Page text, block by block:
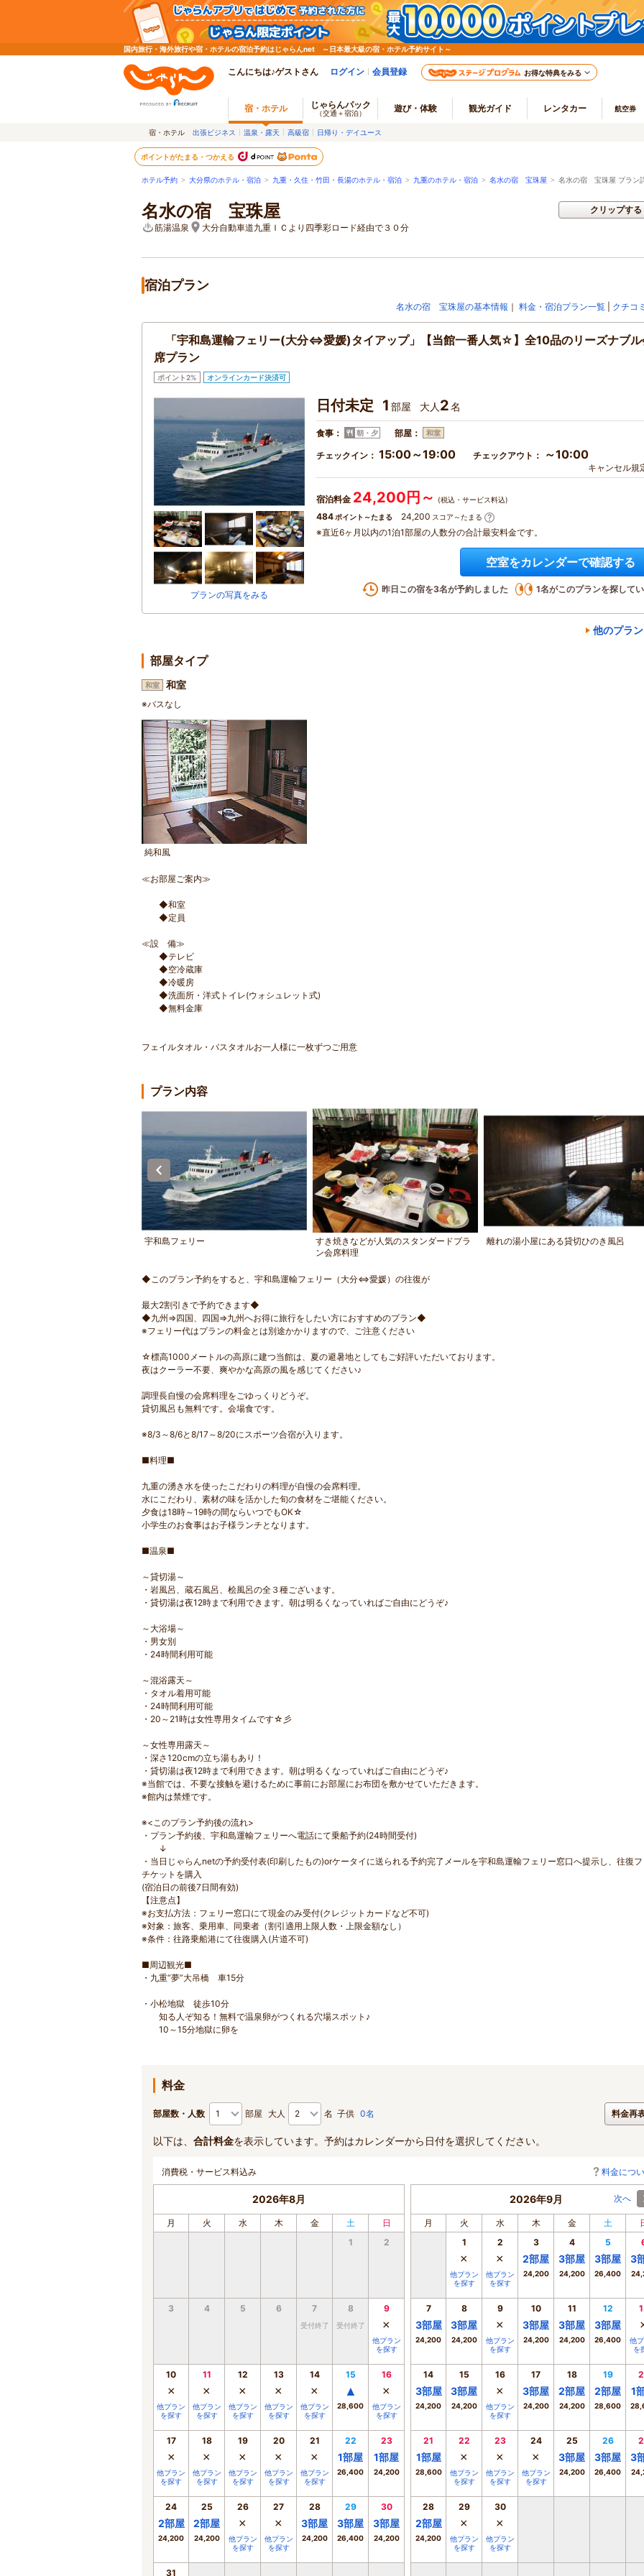
国内旅行・海外旅行や宿・ホテルの宿泊予約はじゃらんnet ～日本最大級の宿・ホテル予約サイト～
こんにちは♪ゲストさん ログイン 会員登録 お得な特典をみる
宿・ホテル じゃらんパック
（交通＋宿泊） 遊び・体験 観光ガイド レンタカー 航空券
宿・ホテル 出張ビジネス 温泉・露天 高級宿 日帰り・デイユース
ポイントがたまる・つかえる
ホテル予約 > 大分県のホテル・宿泊 > 九重・久住・竹田・長湯のホテル・宿泊 > 九重のホテル・宿泊 > 名水の宿 宝珠屋 > 名水の宿 宝珠屋 プラン
名水の宿 宝珠屋
筋湯温泉 大分自動車道九重ＩＣより四季彩ロード経由で３０分
クリップする
宿泊プラン
名水の宿 宝珠屋の基本情報 ｜ 料金・宿泊プラン一覧 クチコ
「宇和島運輸フェリー(大分⇔愛媛)タイアップ」【当館一番人気☆】全10品のリーズナブル
席プラン
ポイント2% オンラインカード決済可
プランの写真をみる
日付未定 1 部屋 大人 2名
食事： 朝・夕 部屋： 和室
チェックイン： 15:00～19:00 チェックアウト： ～10:00
キャンセル規
宿泊料金 24,200円～ (税込・サービス料込)
484 ポイント～たまる 24,200 スコア～たまる
※直近6ヶ月以内の1泊1部屋の人数分の合計最安料金です。
空室をカレンダーで確認する
昨日この宿を3名が予約しました 1名がこのプランを探して
他のプラ
部屋タイプ
和室 和室
※バスなし
純和風
≪お部屋ご案内≫
◆和室
◆定員
≪設 備≫
◆テレビ
◆空冷蔵庫
◆冷暖房
◆洗面所・洋式トイレ(ウォシュレット式)
◆無料金庫
フェイルタオル・バスタオルお一人様に一枚ずつご用意
プラン内容
宇和島フェリー
すき焼きなどが人気のスタンダードプラ
ン会席料理
離れの湯小屋にある貸切ひのき風呂
◆このプラン予約をすると、宇和島運輸フェリー（大分⇔愛媛）の往復が
最大2割引きで予約できます◆
◆九州⇒四国、四国⇒九州へお得に旅行をしたい方におすすめのプラン◆
※フェリー代はプランの料金とは別途かかりますので、ご注意ください
☆標高1000メートルの高原に建つ当館は、夏の避暑地としてもご好評いただいております。
夜はクーラー不要、爽やかな高原の風を感じてください♪
調理長自慢の会席料理をごゆっくりどうぞ。
貸切風呂も無料です。会場食です。
※8/3～8/6と8/17～8/20にスポーツ合宿が入ります。
■料理■
九重の湧き水を使ったこだわりの料理が自慢の会席料理。
水にこだわり、素材の味を活かした旬の食材をご堪能ください。
夕食は18時～19時の間ならいつでもOK☆
小学生のお食事はお子様ランチとなります。
■温泉■
～貸切湯～
・岩風呂、蔵石風呂、桧風呂の全３種ございます。
・貸切湯は夜12時まで利用できます。朝は明るくなっていればご自由にどうぞ♪
～大浴場～
・男女別
・24時間利用可能
～混浴露天～
・タオル着用可能
・24時間利用可能
・20～21時は女性専用タイムです☆彡
～女性専用露天～
・深さ120cmの立ち湯もあり！
・貸切湯は夜12時まで利用できます。朝は明るくなっていればご自由にどうぞ♪
※当館では、不要な接触を避けるために事前にお部屋にお布団を敷かせていただきます。
※館内は禁煙です。
※<このプラン予約後の流れ>
・プラン予約後、宇和島運輸フェリーへ電話にて乗船予約(24時間受付)
↓
・当日じゃらんnetの予約受付表(印刷したもの)orケータイに送られる予約完了メールを宇和島運輸フェリー窓口へ提示し、往復
チケットを購入
(宿泊日の前後7日間有効)
【注意点】
※お支払方法：フェリー窓口にて現金のみ受付(クレジットカードなど不可)
※対象：旅客、乗用車、同乗者（割引適用上限人数・上限金額なし）
※条件：往路乗船港にて往復購入(片道不可)
■周辺観光■
・九重“夢”大吊橋 車15分
・小松地獄 徒歩10分
知る人ぞ知る！無料で温泉卵がつくれる穴場スポット♪
10～15分地獄に卵を
料金
部屋数・人数 部屋 大人 名 子供 0名 料金再
以下は、 合計料金を表示しています。予約はカレンダーから日付を選択してください。
消費税・サービス料込み 料金につ
2026年8月
月 火 水 木 金 土
日
1
2
3 4 5 6 7
受付終了
8
受付終了
9
×
他プラン
を探す
10
×
他プラン
を探す
11
×
他プラン
を探す
12
×
他プラン
を探す
13
×
他プラン
を探す
14
×
他プラン
を探す
15
▲
28,600
16
×
他プラン
を探す
17
×
他プラン
を探す
18
×
他プラン
を探す
19
×
他プラン
を探す
20
×
他プラン
を探す
21
×
他プラン
を探す
22
1部屋
26,400
23
1部屋
24,200
24
2部屋
24,200
25
2部屋
24,200
26
×
他プラン
を探す
27
×
他プラン
を探す
28
3部屋
24,200
29
3部屋
26,400
30
3部屋
24,200
31
2026年9月 次へ
月 火 水 木 金 土
1
×
他プラン
を探す
2
×
他プラン
を探す
3
2部屋
24,200
4
3部屋
24,200
5
3部屋
26,400
3
7
3部屋
24,200
8
3部屋
24,200
9
×
他プラン
を探す
10
3部屋
24,200
11
3部屋
24,200
12
3部屋
26,400
他
を
14
3部屋
24,200
15
3部屋
24,200
16
×
他プラン
を探す
17
3部屋
24,200
18
2部屋
24,200
19
2部屋
28,600
1
21
1部屋
28,600
22
×
他プラン
を探す
23
×
他プラン
を探す
24
×
他プラン
を探す
25
3部屋
24,200
26
3部屋
26,400
3
28
2部屋
24,200
29
×
他プラン
を探す
30
×
他プラン
を探す